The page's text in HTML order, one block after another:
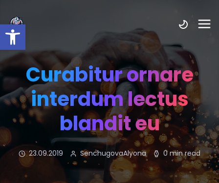
Открыть панель
Curabitur ornare
interdum lectus
blandit eu
23.09.2019 SenchugovaAlyona 0 min read